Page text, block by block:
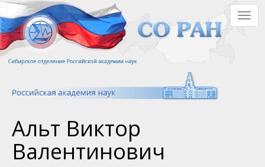
Перейти
к
основному
содержанию
Альт Виктор
Валентинович